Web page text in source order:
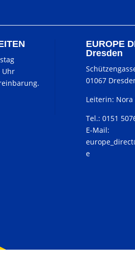
Uhr
EUROPE
Dresden
01067
Leiterin: Nora
Tel.: 0151
E-Mail:
e